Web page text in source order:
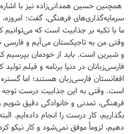
همچنین حسین همدانی‌زاده نیز با
سرمایه‌گذاری‌‌های فرهنگی، گفت:
ما با تکیه بر جذابیت است که می‌توانیم
وقتی من به تاجیکستان می‌آیم و
و شیرین است. باید از خودمان بپرسیم
فارسی‌زبانان در دنیا برنامه و فیلم
افغانستان فارسی‌زبان هستند؛ اما
است. وقتی به این جذابیت درست توجه
فرهنگی، تمدنی و خانوادگی دقیق
بگذاریم، کار درست را انجام داده‌ایم.
دهیم، لزوماً موفق نمی‌شود و کار نیکو